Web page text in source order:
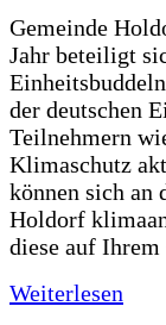
Gemeinde
Jahr beteiligt
der deutschen
Teilnehmern
Klimaschutz
können sich an
Holdorf
diese auf
Weiterlesen